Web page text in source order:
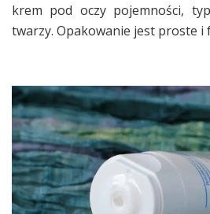
krem pod oczy pojemności,
twarzy. Opakowanie jest proste i